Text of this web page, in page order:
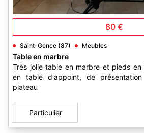
80 €
Saint-Gence (87) Meubles
Table en marbre
Très jolie table en marbre et pieds
en table d'appoint, de
plateau
Particulier